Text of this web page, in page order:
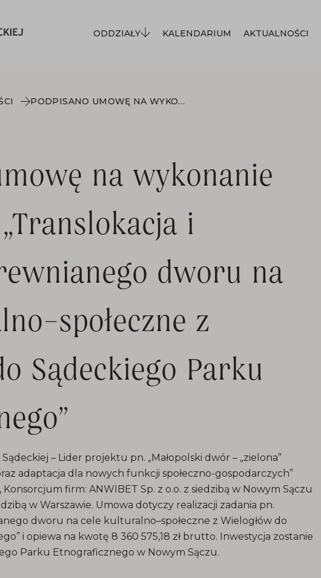
ODDZIAŁY KALENDARIUM AKTUALNOŚCI
PODPISANO UMOWĘ NA WYKONANIE ZADANIA PN. „TRANSLOKACJA I ADAPTACJA DREWNIANEGO DWORU NA CELE KULTURALNO–SPOŁECZNE Z WIELOGŁÓW DO SĄDECKIEGO PARKU ETNOGRAFICZNEGO”
na wykonanie
i
dworu na
z
Sądeckiego Parku
– Lider projektu pn. „Małopolski dwór – „zielona”
adaptacja dla nowych funkcji społeczno-gospodarczych”
firm: ANWIBET Sp. z o.o. z siedzibą w Nowym Sączu
w Warszawie. Umowa dotyczy realizacji zadania pn.
dworu na cele kulturalno–społeczne z Wielogłów do
i opiewa na kwotę 8 360 575,18 zł brutto. Inwestycja zostanie
Parku Etnograficznego w Nowym Sączu.